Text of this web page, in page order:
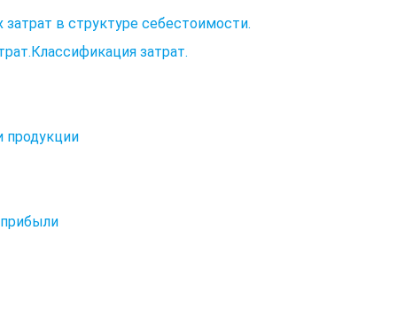
в структуре себестоимости.
затрат.
продукции